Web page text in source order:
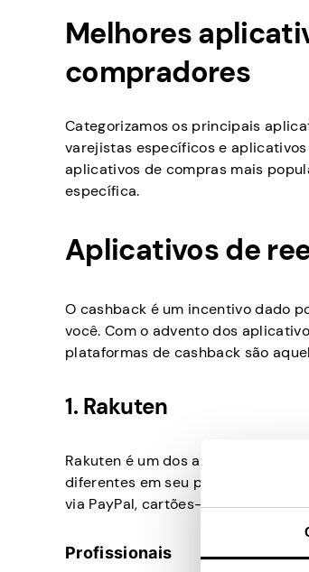
Melhores
compradores
Categorizamos os principais
varejistas específicos e
aplicativos de compras mais
específica.
Aplicativos de
O cashback é um incentivo dado
você. Com o advento dos
plataformas de cashback são
1. Rakuten
Rakuten é um dos aplicativos de
diferentes em seu próprio
via PayPal, cartões-presente,
Profissionais